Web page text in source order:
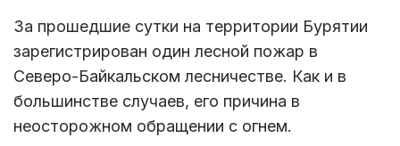
За прошедшие сутки на территории Бурятии
зарегистрирован один лесной пожар в
Северо-Байкальском лесничестве. Как и в
большинстве случаев, его причина в
неосторожном обращении с огнем.